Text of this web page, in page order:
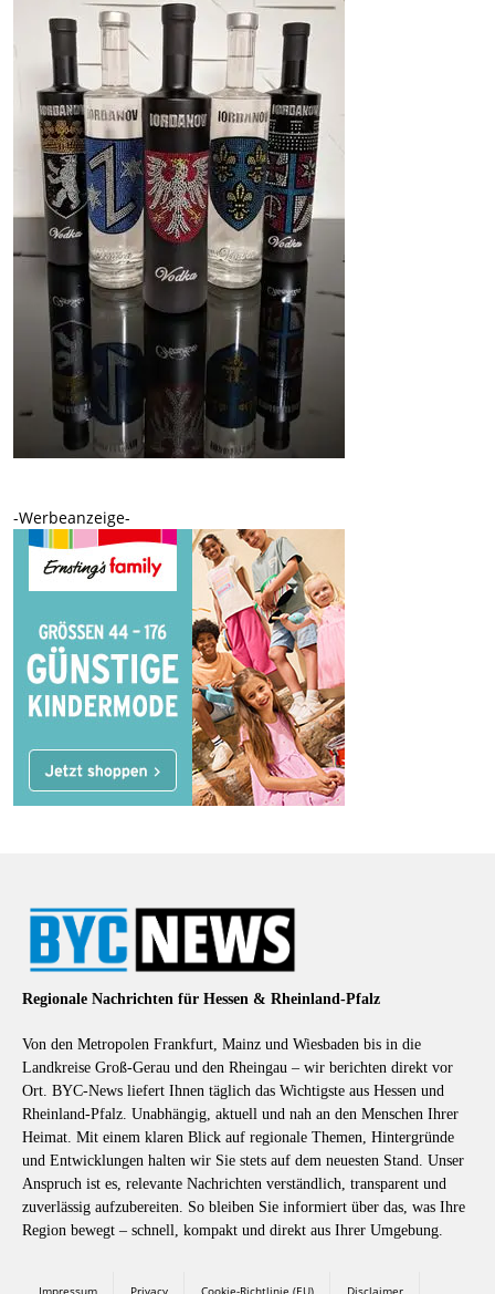
-Werbeanzeige-
Regionale Nachrichten für Hessen & Rheinland-Pfalz
Von den Metropolen Frankfurt, Mainz und Wiesbaden bis in die
Landkreise Groß-Gerau und den Rheingau – wir berichten direkt vor
Ort. BYC-News liefert Ihnen täglich das Wichtigste aus Hessen und
Rheinland-Pfalz. Unabhängig, aktuell und nah an den Menschen Ihrer
Heimat. Mit einem klaren Blick auf regionale Themen, Hintergründe
und Entwicklungen halten wir Sie stets auf dem neuesten Stand. Unser
Anspruch ist es, relevante Nachrichten verständlich, transparent und
zuverlässig aufzubereiten. So bleiben Sie informiert über das, was Ihre
Region bewegt – schnell, kompakt und direkt aus Ihrer Umgebung.
Impressum Privacy Cookie-Richtlinie (EU) Disclaimer